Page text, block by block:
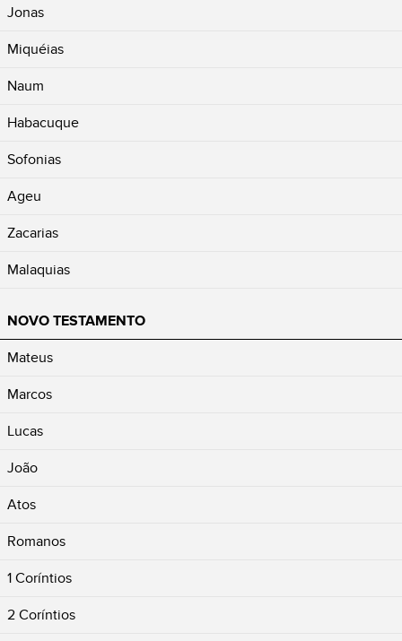
Jonas
Miquéias
Naum
Habacuque
Sofonias
Ageu
Zacarias
Malaquias
NOVO TESTAMENTO
Mateus
Marcos
Lucas
João
Atos
Romanos
1 Coríntios
2 Coríntios